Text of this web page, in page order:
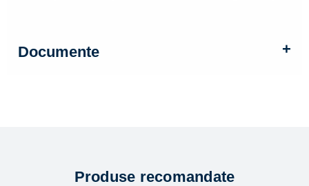
Documente
Produse recomandate